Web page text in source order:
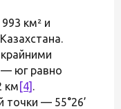
км² и
— юг равно
км [4] .
точки — 55°26’